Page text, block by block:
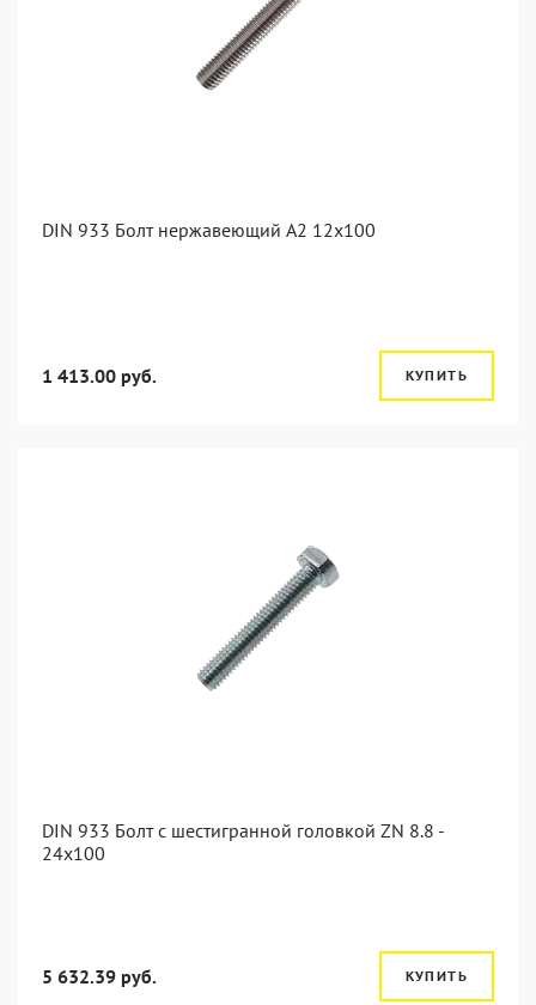
DIN 933 Болт нержавеющий А2 12х100
1 413.00 руб. КУПИТЬ
DIN 933 Болт с шестигранной головкой ZN 8.8 -
24x100
5 632.39 руб. КУПИТЬ